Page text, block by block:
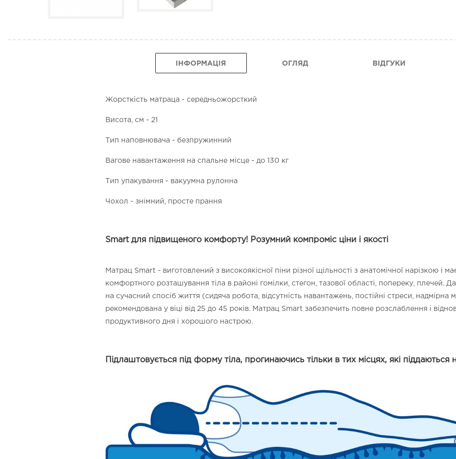
ІНФОРМАЦІЯ ОГЛЯД ВІДГУКИ
Жорсткість матраца - середньожорсткий
Висота, см - 21
Тип наповнювача - безпружинний
Вагове навантаження на спальне місце - до 130 кг
Тип упакування - вакуумна рулонна
Чохол - знімний, просте прання
Smart для підвищеного комфорту! Розумний компроміс ціни і якості
Матрац Smart - виготовлений з високоякісної піни різної щільності з анатомічної нарізкою і
комфортного розташування тіла в районі гомілки, стегон, тазової області, попереку, плечей.
на сучасний спосіб життя (сидяча робота, відсутність навантажень, постійні стреси, надмірна
рекомендована у віці від 25 до 45 років. Матрац Smart забезпечить повне розслаблення і
продуктивного дня і хорошого настрою.
Підлаштовується під форму тіла, прогинаючись тільки в тих місцях, які піддаються